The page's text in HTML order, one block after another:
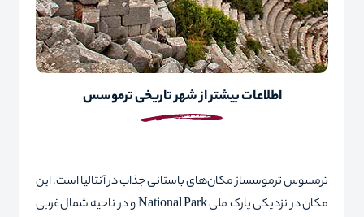
اطلاعات بیشتر از شهر تاریخی ترموسس
ترمسوس ترموسساز مکان‌های باستانی جذاب در آنتالیا است. این
مکان در نزدیکی پارک ملی National Park و در ناحیه شمال‌غربی